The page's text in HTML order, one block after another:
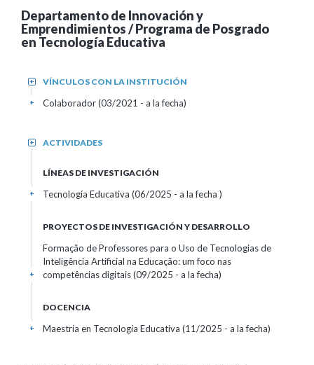
Departamento de Innovación y
Emprendimientos / Programa de Posgrado
en Tecnología Educativa
VÍNCULOS CON LA INSTITUCIÓN
+
Colaborador (03/2021 - a la fecha)
+
ACTIVIDADES
+
LÍNEAS DE INVESTIGACIÓN
Tecnología Educativa (06/2025 - a la fecha )
+
PROYECTOS DE INVESTIGACIÓN Y DESARROLLO
Formação de Professores para o Uso de Tecnologias de
Inteligência Artificial na Educação: um foco nas
competências digitais (09/2025 - a la fecha)
+
DOCENCIA
Maestría en Tecnología Educativa (11/2025 - a la fecha)
+